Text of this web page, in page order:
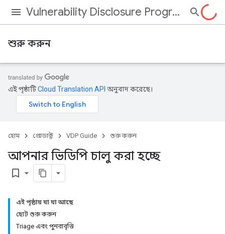
Vulnerability Disclosure Program
শুরু করুন
এই পৃষ্ঠাটিCloud Translation API অনুবাদ করেছে।
হোম প্রোডাক্ট VDP Guide শুরু করুন
আপনার ভিডিপি চালু করা হচ্ছে
bookmark_border
এই পৃষ্ঠায় যা যা আছে
ছোট শুরু করুন
Triage এবং পুনরাবৃত্তি